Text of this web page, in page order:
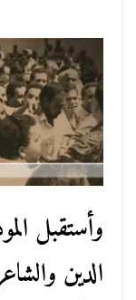
وأستقبل
الدين